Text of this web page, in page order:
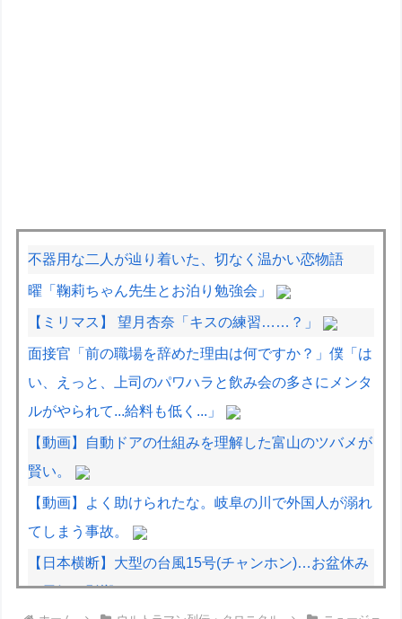
不器用な二人が辿り着いた、切なく温かい恋物語
曜「鞠莉ちゃん先生とお泊り勉強会」
【ミリマス】 望月杏奈「キスの練習……？」
面接官「前の職場を辞めた理由は何ですか？」僕「は
い、えっと、上司のパワハラと飲み会の多さにメンタ
ルがやられて...給料も低く...」
【動画】自動ドアの仕組みを理解した富山のツバメが
賢い。
【動画】よく助けられたな。岐阜の川で外国人が溺れ
てしまう事故。
【日本横断】大型の台風15号(チャンホン)…お盆休み
の天気に影響するおそれ